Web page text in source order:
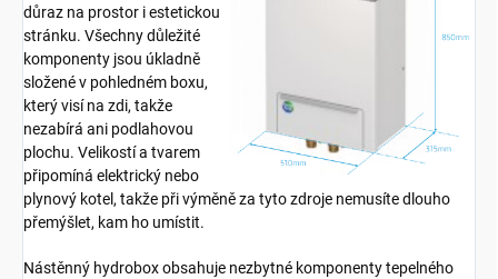
důraz na prostor i estetickou
stránku. Všechny důležité
komponenty jsou úkladně
složené v pohledném boxu,
který visí na zdi, takže
nezabírá ani podlahovou
plochu. Velikostí a tvarem
připomíná elektrický nebo
plynový kotel, takže při výměně za tyto zdroje nemusíte dlouho
přemýšlet, kam ho umístit.
Nástěnný hydrobox obsahuje nezbytné komponenty tepelného